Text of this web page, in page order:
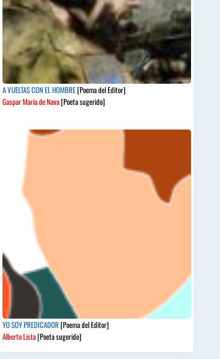
A VUELTAS CON EL HOMBRE[Poema del Editor]
Gaspar María de Nava[Poeta sugerido]
YO SOY PREDICADOR [Poema del Editor]
Alberto Lista[Poeta sugerido]